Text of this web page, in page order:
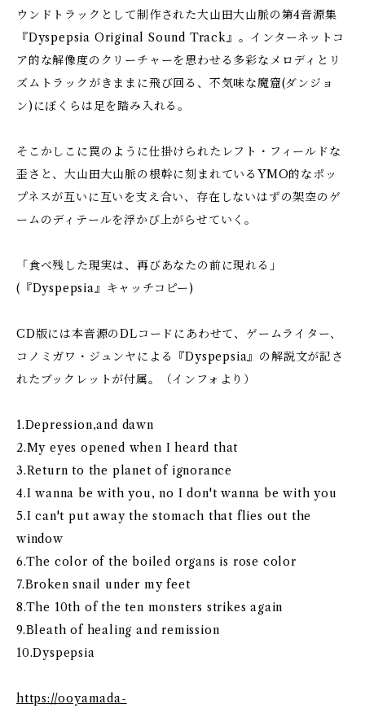
ウンドトラックとして制作された大山田大山脈の第4音源集
『Dyspepsia Original Sound Track』。インターネットコ
ア的な解像度のクリーチャーを思わせる多彩なメロディとリ
ズムトラックがきままに飛び回る、不気味な魔窟(ダンジョ
ン)にぼくらは足を踏み入れる。
そこかしこに罠のように仕掛けられたレフト・フィールドな
歪さと、大山田大山脈の根幹に刻まれているYMO的なポッ
プネスが互いに互いを支え合い、存在しないはずの架空のゲ
ームのディテールを浮かび上がらせていく。
「食べ残した現実は、再びあなたの前に現れる」
(『Dyspepsia』キャッチコピー)
CD版には本音源のDLコードにあわせて、ゲームライター、
コノミガワ・ジュンヤによる『Dyspepsia』の解説文が記さ
れたブックレットが付属。（インフォより）
1.Depression,and dawn
2.My eyes opened when I heard that
3.Return to the planet of ignorance
4.I wanna be with you, no I don't wanna be with you
5.I can't put away the stomach that flies out the
window
6.The color of the boiled organs is rose color
7.Broken snail under my feet
8.The 10th of the ten monsters strikes again
9.Bleath of healing and remission
10.Dyspepsia
https://ooyamada-